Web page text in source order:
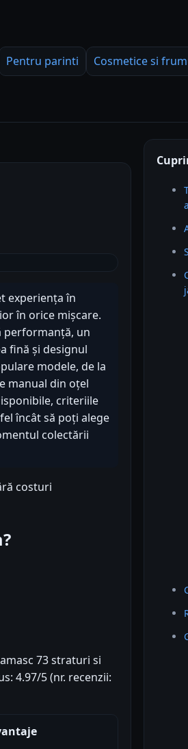
Pentru parinti Cosmetice si
experiența în
în orice mișcare.
performanță, un
fină și designul
modele, de la
manual din oțel
criteriile
încât să poți alege
colectării
costuri
73 straturi si
4.97/5 (nr. recenzii: